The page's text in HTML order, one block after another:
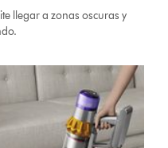
llegar a zonas oscuras y